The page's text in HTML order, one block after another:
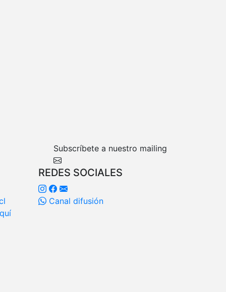
Subscríbete a nuestro mailing
REDES SOCIALES
Canal difusión